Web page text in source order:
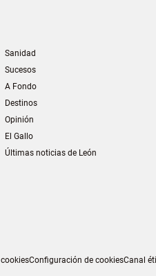
Sanidad
Sucesos
A Fondo
Destinos
Opinión
El Gallo
Últimas noticias de León
Configuración de cookiesCanal